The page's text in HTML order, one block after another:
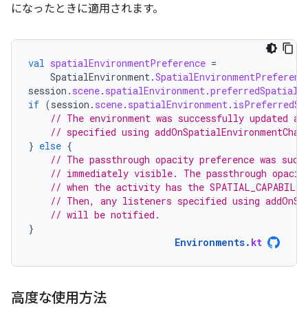
になったときに適用されます。
val spatialEnvironmentPreference =
SpatialEnvironment.
session . scene. spatialEnvironment.
if (session . scene. spatialEnvironment.
// The environment was successfully updated
// specified using
} else {
// The passthrough opacity preference was
// immediately visible. The passthrough
// when the activity has the
// Then, any listeners specified using
// will be notified.
}
Environments. kt
高度な使用方法